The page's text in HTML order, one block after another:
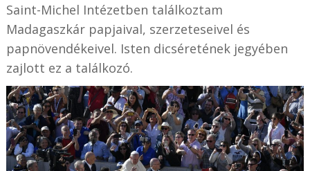
Saint-Michel Intézetben találkoztam
Madagaszkár papjaival, szerzeteseivel és
papnövendékeivel. Isten dicséretének jegyében
zajlott ez a találkozó.